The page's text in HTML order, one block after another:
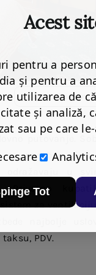
Rezervišite Sobu!
putovanje.
poseban
u
Privatno
za ventilaciju
najbolje
PDV.
Acest
pentru a
și pentru a
utilizarea de
și analiză,
sau pe care
Tot